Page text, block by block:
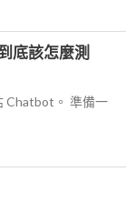
底該怎麼測
Chatbot。 準備一